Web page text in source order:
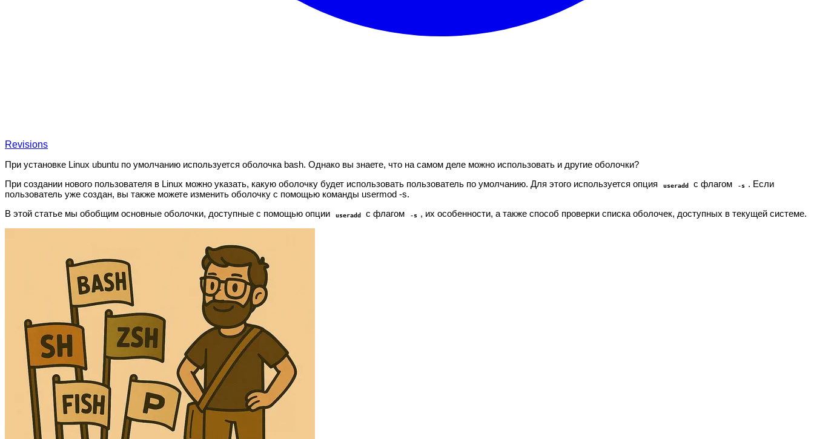
Revisions
При установке Linux ubuntu по умолчанию используется оболочка bash. Однако вы знаете, что на самом деле можно использовать и другие оболочки?
При создании нового пользователя в Linux можно указать, какую оболочку будет использовать пользователь по умолчанию. Для этого используется опция
useradd с флагом -s . Если
пользователь уже создан, вы также можете изменить оболочку с помощью команды usermod -s.
В этой статье мы обобщим основные оболочки, доступные с помощью опции
useradd с флагом -s , их особенности, а также способ проверки списка оболочек, доступных в текущей системе.